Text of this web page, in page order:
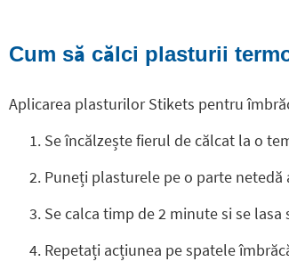
Cum să călci plasturii
Aplicarea plasturilor Stikets pentru
Se încălzește fierul de călcat la o
Puneți plasturele pe o parte
Se calca timp de 2 minute si se lasa
Repetați acțiunea pe spatele